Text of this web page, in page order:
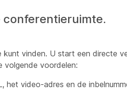
conferentieruimte.
vinden. U start een directe
volgende voordelen:
video-adres en de